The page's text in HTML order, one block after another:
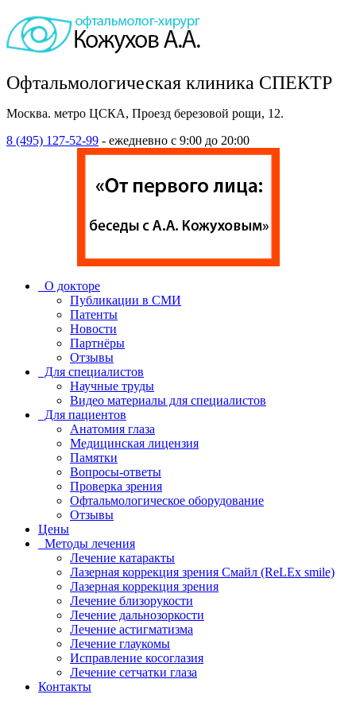
Офтальмологическая клиника СПЕКТР
Москва. метро ЦСКА, Проезд березовой рощи, 12.
8 (495) 127-52-99 - ежедневно с 9:00 до 20:00
О докторе
Публикации в СМИ
Патенты
Новости
Партнёры
Отзывы
Для специалистов
Научные труды
Видео материалы для специалистов
Для пациентов
Анатомия глаза
Медицинская лицензия
Памятки
Вопросы-ответы
Проверка зрения
Офтальмологическое оборудование
Отзывы
Цены
Методы лечения
Лечение катаракты
Лазерная коррекция зрения Смайл (ReLEx smile)
Лазерная коррекция зрения
Лечение близорукости
Лечение дальнозоркости
Лечение астигматизма
Лечение глаукомы
Исправление косоглазия
Лечение сетчатки глаза
Контакты